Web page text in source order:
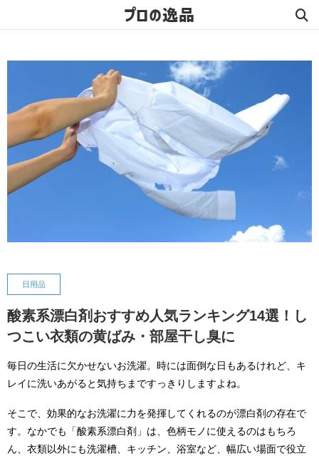
プロの逸品
日用品
酸素系漂白剤おすすめ人気ランキング14選！し
つこい衣類の黄ばみ・部屋干し臭に
毎日の生活に欠かせないお洗濯。時には面倒な日もあるけれど、キ
レイに洗いあがると気持ちまですっきりしますよね。
そこで、効果的なお洗濯に力を発揮してくれるのが漂白剤の存在で
す。なかでも「酸素系漂白剤」は、色柄モノに使えるのはもちろ
ん、衣類以外にも洗濯槽、キッチン、浴室など、幅広い場面で役立